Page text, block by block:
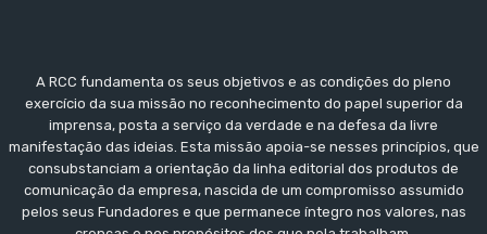
A RCC fundamenta os seus objetivos e as condições do pleno
exercício da sua missão no reconhecimento do papel superior da
imprensa, posta a serviço da verdade e na defesa da livre
manifestação das ideias. Esta missão apoia-se nesses princípios, que
consubstanciam a orientação da linha editorial dos produtos de
comunicação da empresa, nascida de um compromisso assumido
pelos seus Fundadores e que permanece íntegro nos valores, nas